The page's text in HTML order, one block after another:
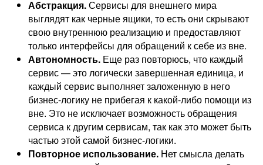
Абстракция.Сервисы для внешнего мира
выглядят как черные ящики, то есть они скрывают
свою внутреннюю реализацию и предоставляют
только интерфейсы для обращений к себе из вне.
Автономность. Еще раз повторюсь, что каждый
сервис — это логически завершенная единица, и
каждый сервис выполняет заложенную в него
бизнес-логику не прибегая к какой-либо помощи из
вне. Это не исключает возможность обращения
сервиса к другим сервисам, так как это может быть
частью этой самой бизнес-логики.
Повторное использование. Нет смысла делать